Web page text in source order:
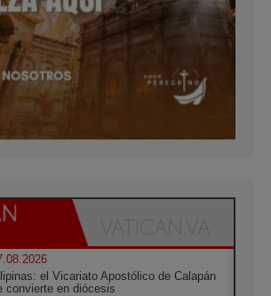
el Vicariato Apostólico de Calapán
convierte en diócesis